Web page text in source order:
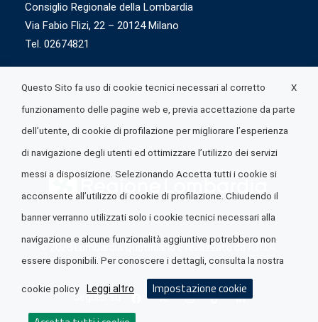
Consiglio Regionale della Lombardia
Via Fabio Flizi, 22 – 20124 Milano
Tel. 02674821
© 2026 Lombardia Quotidiano è realizzato daA.R.I.A.
Seguici su
X
Questo Sito fa uso di cookie tecnici necessari al corretto
funzionamento delle pagine web e, previa accettazione da parte
dell’utente, di cookie di profilazione per migliorare l’esperienza
di navigazione degli utenti ed ottimizzare l’utilizzo dei servizi
messi a disposizione. Selezionando Accetta tutti i cookie si
acconsente all’utilizzo di cookie di profilazione. Chiudendo il
banner verranno utilizzati solo i cookie tecnici necessari alla
navigazione e alcune funzionalità aggiuntive potrebbero non
essere disponibili. Per conoscere i dettagli, consulta la nostra
cookie policy Leggi altro Impostazione cookie